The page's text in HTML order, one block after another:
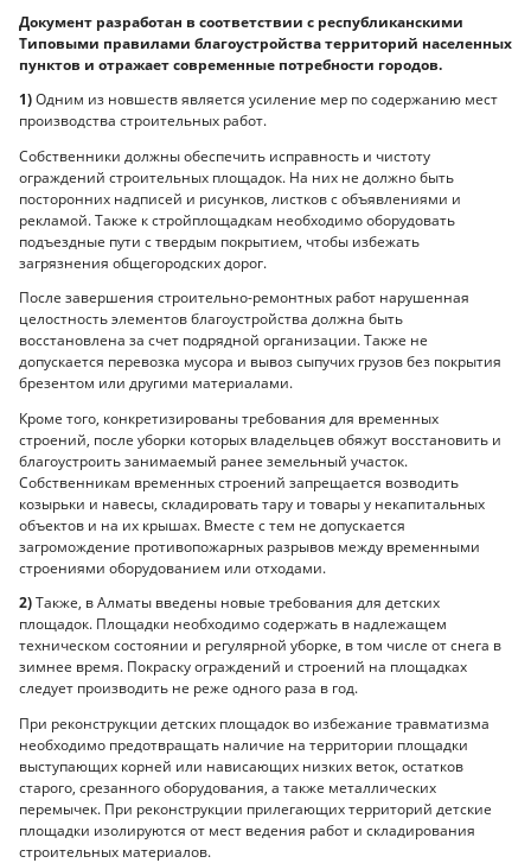
Документ разработан в соответствии с республиканскими
Типовыми правилами благоустройства территорий населенных
пунктов и отражает современные потребности городов.
1)Одним из новшеств является усиление мер по содержанию мест
производства строительных работ.
Собственники должны обеспечить исправность и чистоту
ограждений строительных площадок. На них не должно быть
посторонних надписей и рисунков, листков с объявлениями и
рекламой. Также к стройплощадкам необходимо оборудовать
подъездные пути с твердым покрытием, чтобы избежать
загрязнения общегородских дорог.
После завершения строительно-ремонтных работ нарушенная
целостность элементов благоустройства должна быть
восстановлена за счет подрядной организации. Также не
допускается перевозка мусора и вывоз сыпучих грузов без покрытия
брезентом или другими материалами.
Кроме того, конкретизированы требования для временных
строений, после уборки которых владельцев обяжут восстановить и
благоустроить занимаемый ранее земельный участок.
Собственникам временных строений запрещается возводить
козырьки и навесы, складировать тару и товары у некапитальных
объектов и на их крышах. Вместе с тем не допускается
загромождение противопожарных разрывов между временными
строениями оборудованием или отходами.
2)Также, в Алматы введены новые требования для детских
площадок. Площадки необходимо содержать в надлежащем
техническом состоянии и регулярной уборке, в том числе от снега в
зимнее время. Покраску ограждений и строений на площадках
следует производить не реже одного раза в год.
При реконструкции детских площадок во избежание травматизма
необходимо предотвращать наличие на территории площадки
выступающих корней или нависающих низких веток, остатков
старого, срезанного оборудования, а также металлических
перемычек. При реконструкции прилегающих территорий детские
площадки изолируются от мест ведения работ и складирования
строительных материалов.